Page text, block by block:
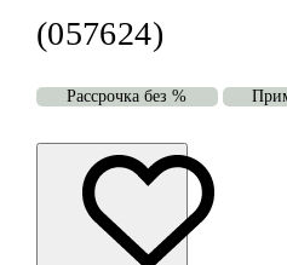
(057624)
Рассрочка без %